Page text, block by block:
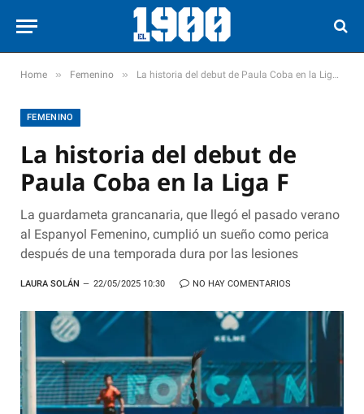
Home » Femenino » La historia del debut de Paula Coba en la Liga F
FEMENINO
La historia del debut de
Paula Coba en la Liga F
La guardameta grancanaria, que llegó el pasado verano
al Espanyol Femenino, cumplió un sueño como perica
después de una temporada dura por las lesiones
LAURA SOLÁN 22/05/2025 10:30 NO HAY COMENTARIOS